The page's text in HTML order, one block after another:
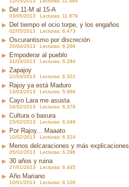
Del 11-M al 15-A
03/05/2013 Lecturas: 11.879
Del tiempo el ocio torpe, y los engaños
02/05/2013 Lecturas: 6.473
Oscurantismo por discreción
20/04/2013 Lecturas: 6.266
Empoderar al pueblo
31/03/2013 Lecturas: 6.294
Zapajoy
22/03/2013 Lecturas: 6.322
Rajoy ya está Maduro
13/03/2013 Lecturas: 5.996
Cayo Lara me asusta
24/02/2013 Lecturas: 6.378
Cultura o basura
23/02/2013 Lecturas: 6.049
Por Rajoy... Maaato
10/02/2013 Lecturas: 6.324
Menos delcaraciones y más explicaciones
05/02/2013 Lecturas: 6.296
30 años y ruina
27/01/2013 Lecturas: 6.445
Año Mariano
10/01/2013 Lecturas: 6.126